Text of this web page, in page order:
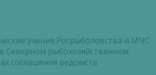
учения Росрыболовства и МЧС
Северном рыбохозяйственном
соглашения ведомств